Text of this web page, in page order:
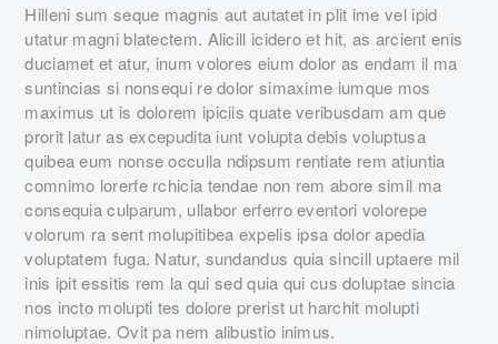
Hilleni sum seque magnis aut autatet in plit ime vel ipid
utatur magni blatectem. Alicill icidero et hit, as arcient enis
duciamet et atur, inum volores eium dolor as endam il ma
suntincias si nonsequi re dolor simaxime iumque mos
maximus ut is dolorem ipiciis quate veribusdam am que
prorit latur as excepudita iunt volupta debis voluptusa
quibea eum nonse occulla ndipsum rentiate rem atiuntia
comnimo lorerfe rchicia tendae non rem abore simil ma
consequia culparum, ullabor erferro eventori volorepe
volorum ra sent molupitibea expelis ipsa dolor apedia
voluptatem fuga. Natur, sundandus quia sincill uptaere mil
inis ipit essitis rem la qui sed quia qui cus doluptae sincia
nos incto molupti tes dolore prerist ut harchit molupti
nimoluptae. Ovit pa nem alibustio inimus.